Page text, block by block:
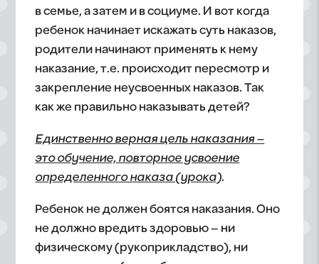
в семье, а затем и в социуме. И вот когда
ребенок начинает искажать суть наказов,
родители начинают применять к нему
наказание, т.е. происходит пересмотр и
закрепление неусвоенных наказов. Так
как же правильно наказывать детей?
Единственно верная цель наказания –
это обучение, повторное усвоение
определенного наказа (урока).
Ребенок не должен боятся наказания. Оно
не должно вредить здоровью – ни
физическому (рукоприкладство), ни